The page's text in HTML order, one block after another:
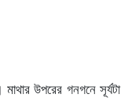
উপরের গনগনে সূর্যটা